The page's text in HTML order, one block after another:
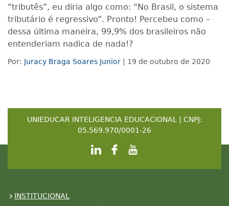
“tributês”, eu diria algo como: “No Brasil, o sistema
tributário é regressivo”. Pronto! Percebeu como –
dessa última maneira, 99,9% dos brasileiros não
entenderiam nadica de nada!?
Por: Juracy Braga Soares Junior | 19 de outubro de 2020
UNIEDUCAR INTELIGENCIA EDUCACIONAL | CNPJ:
05.569.970/0001-26
INSTITUCIONAL